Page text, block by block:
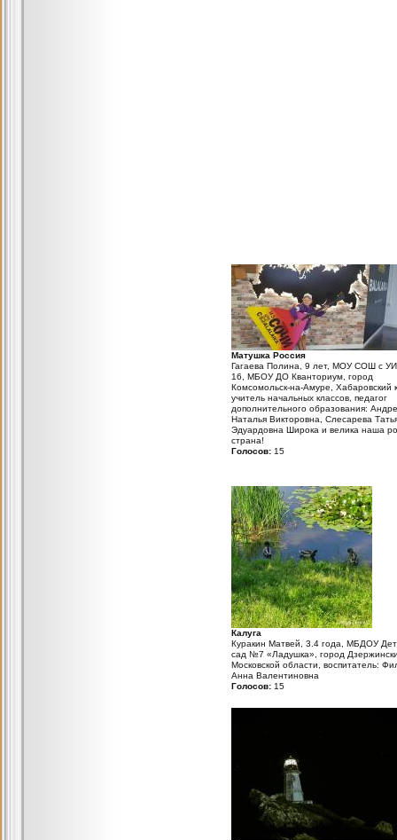
Матушка Россия
Гагаева Полина, 9 лет, МОУ СОШ с
16, МБОУ ДО Кванториум, город
Комсомольск-на-Амуре, Хабаровский
учитель начальных классов, педагог
дополнительного образования:
Наталья Викторовна, Слесарева
Эдуардовна Широка и велика наша
страна!
Голосов: 15
Калуга
Куракин Матвей, 3.4 года, МБДОУ
сад №7 «Ладушка», город
Московской области, воспитатель:
Анна Валентиновна
Голосов: 15